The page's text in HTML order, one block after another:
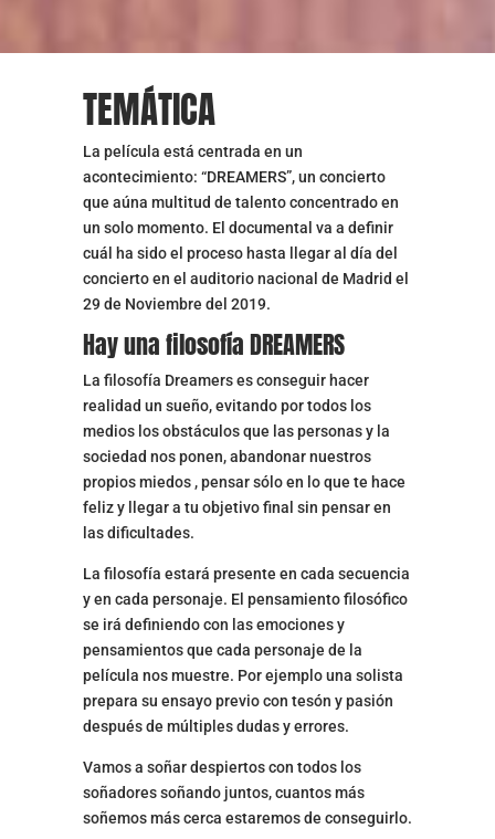
TEMÁTICA
La película está centrada en un
acontecimiento: “DREAMERS”, un concierto
que aúna multitud de talento concentrado en
un solo momento. El documental va a definir
cuál ha sido el proceso hasta llegar al día del
concierto en el auditorio nacional de Madrid el
29 de Noviembre del 2019.
Hay una filosofía DREAMERS
La filosofía Dreamers es conseguir hacer
realidad un sueño, evitando por todos los
medios los obstáculos que las personas y la
sociedad nos ponen, abandonar nuestros
propios miedos , pensar sólo en lo que te hace
feliz y llegar a tu objetivo final sin pensar en
las dificultades.
La filosofía estará presente en cada secuencia
y en cada personaje. El pensamiento filosófico
se irá definiendo con las emociones y
pensamientos que cada personaje de la
película nos muestre. Por ejemplo una solista
prepara su ensayo previo con tesón y pasión
después de múltiples dudas y errores.
Vamos a soñar despiertos con todos los
soñadores soñando juntos, cuantos más
soñemos más cerca estaremos de conseguirlo.